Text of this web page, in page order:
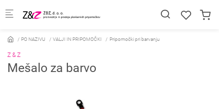
PO NAZIVU VALJI IN PRIPOMOČKI Pripomočki pri barvanju
Z & Z
Mešalo za barvo